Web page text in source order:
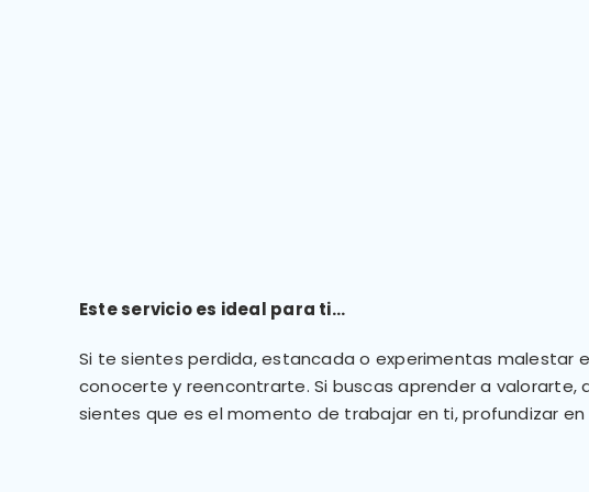
Este servicio es ideal para ti…
Si te sientes perdida, estancada o experimentas malestar
conocerte y reencontrarte. Si buscas aprender a
sientes que es el momento de trabajar en ti, profundizar